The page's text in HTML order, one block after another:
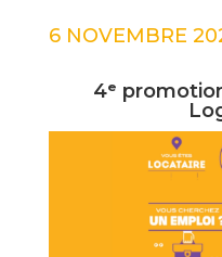
6 NOVEMBRE
4ᵉ